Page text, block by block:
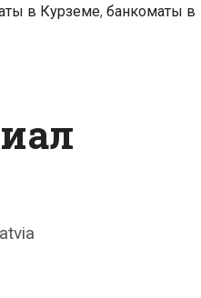
в Курземе, банкоматы в